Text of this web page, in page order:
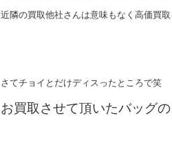
近隣の買取他社さんは意味もなく高価買
さてチョイとだけディスったところで笑
お買取させて頂いたバッグ